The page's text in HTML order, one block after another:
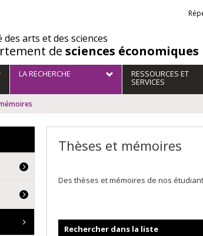
des arts et des sciences
de sciences économiques
LA RECHERCHE RESSOURCES ET
SERVICES
Thèses et mémoires
Des thèses et mémoires de nos
Rechercher dans la liste